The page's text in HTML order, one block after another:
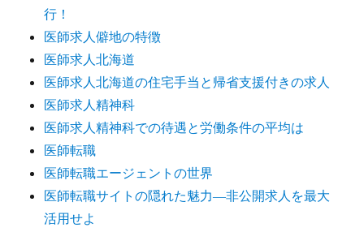
行！
医師求人僻地の特徴
医師求人北海道
医師求人北海道の住宅手当と帰省支援付きの求人
医師求人精神科
医師求人精神科での待遇と労働条件の平均は
医師転職
医師転職エージェントの世界
医師転職サイトの隠れた魅力―非公開求人を最大
活用せよ